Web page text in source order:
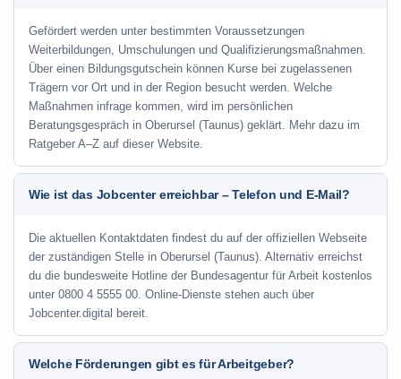
Gefördert werden unter bestimmten Voraussetzungen
Weiterbildungen, Umschulungen und Qualifizierungsmaßnahmen.
Über einen Bildungsgutschein können Kurse bei zugelassenen
Trägern vor Ort und in der Region besucht werden. Welche
Maßnahmen infrage kommen, wird im persönlichen
Beratungsgespräch in Oberursel (Taunus) geklärt. Mehr dazu im
Ratgeber A–Z auf dieser Website.
Wie ist das Jobcenter erreichbar – Telefon und E-Mail?
Die aktuellen Kontaktdaten findest du auf der offiziellen Webseite
der zuständigen Stelle in Oberursel (Taunus). Alternativ erreichst
du die bundesweite Hotline der Bundesagentur für Arbeit kostenlos
unter 0800 4 5555 00. Online-Dienste stehen auch über
Jobcenter.digital bereit.
Welche Förderungen gibt es für Arbeitgeber?